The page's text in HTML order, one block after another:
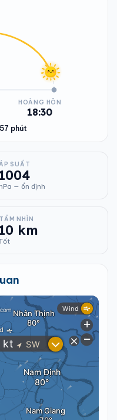
HOÀNG HÔN
18:30
phút
SUẤT
1004
hPa — ổn định
TẦM NHÌN
10 km